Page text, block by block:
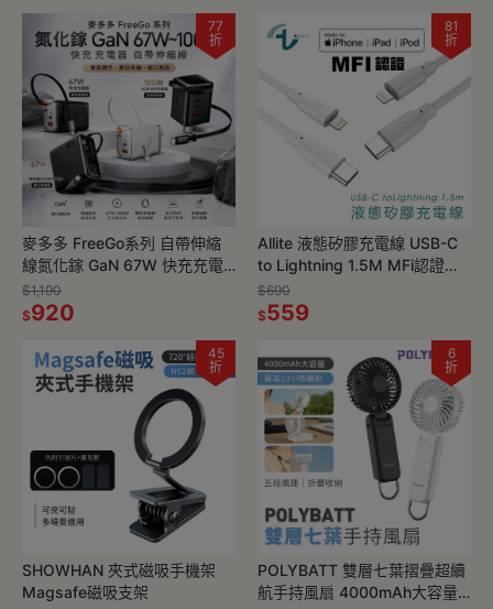
77
折
麥多多 FreeGo系列 自帶伸縮
線氮化鎵 GaN 67W 快充充電
器(CH-411)另有67W雙拉線
100W自帶線
$1,190
$920
81
折
Allite 液態矽膠充電線 USB-C
to Lightning 1.5M MFi認證
30W 適用 iPhone
$690
$559
45
折
SHOWHAN 夾式磁吸手機架
Magsafe磁吸支架
6
折
POLYBATT 雙層七葉摺疊超續
航手持風扇 4000mAh大容量